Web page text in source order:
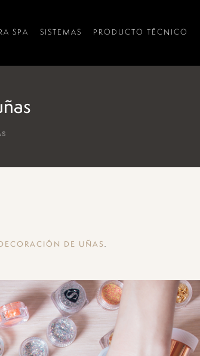
SPA SISTEMAS PRODUCTO TÉCNICO
DE UÑAS .